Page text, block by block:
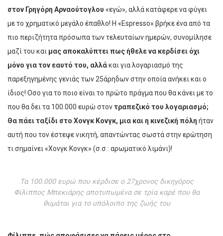
στον Γρηγόρη Αρναούτογλου «εγώ», αλλά κατάφερε να φύγει
με το χρηματικό μεγάλο έπαθλο! Η «Espresso» βρήκε ένα από τα
πιο περιζήτητα πρόσωπα των τελευταίων ημερών, συνομίλησε
μαζί του και μας αποκαλύπτει πως ήθελε να κερδίσει όχι
μόνο για τον εαυτό του, αλλάκαι για λογαριασμό της
παρεξηγημένης γενιάς των 25άρηδων στην οποία ανήκει και ο
ίδιος! Οσο για το ποιο είναι το πρώτο πράγμα που θα κάνει με το
που θα δει τα 100.000 ευρώ στοντραπεζικό του λογαριασμό;
Θα πάει ταξίδι στο Χονγκ Κονγκ, μια και η κινεζική πόλη ήταν
αυτή που τον έστεψε νικητή, απαντώντας σωστά στην ερώτηση
τι σημαίνει «Χονγκ Κονγκ» (σ.σ.: αρωματικό λιμάνι)!
Τα 100.000 ευρώ που κέρδισε ο 27χρονος δικηγόρος
Φίλιππος Μπεκιάρης αποτυπωμένα σε τρία καρέ που θα
θυμάται για το υπόλοιπο της ζωής του